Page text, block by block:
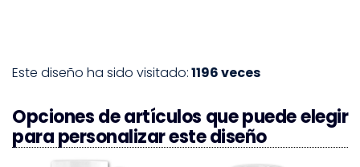
Este diseño ha sido visitado:1196 veces
Opciones de artículos que puede elegir
para personalizar este diseño